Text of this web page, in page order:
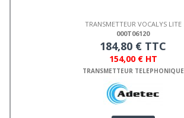
TRANSMETTEUR VOCALYS LITE
000T06120
184,80 € TTC
154,00 € HT
TRANSMETTEUR TELEPHONIQUE